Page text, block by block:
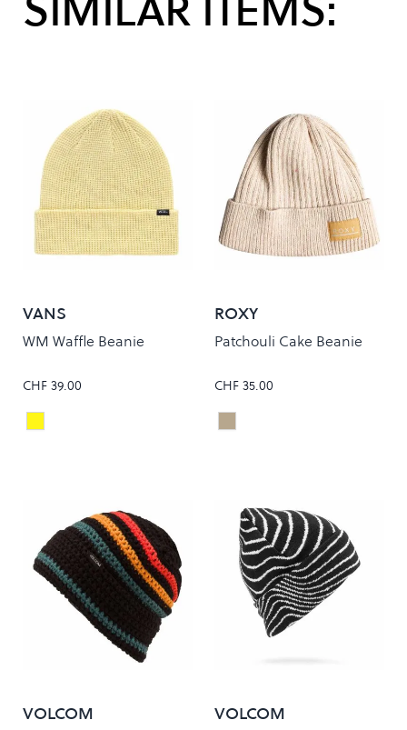
VANS
WM Waffle Beanie
CHF 39.00
Colour
Raffia
ROXY
Patchouli Cake Beanie
CHF 35.00
Colour
Tapioca
VOLCOM VOLCOM